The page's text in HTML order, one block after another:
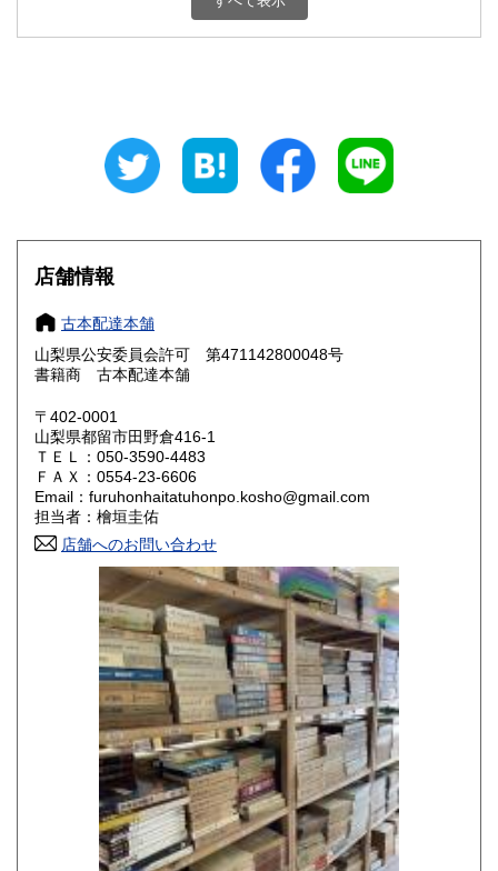
800円 三重県
大阪府
奈良県
鳥取県 800円 島根県
岡山県
山口県 800円
香川県 800円 愛媛県
高知県 800円
800円 長崎県
800円 大分県
800円 鹿児島県
1,500円
店舗情報
古本配達本舗
山梨県公安委員会許可 第471142800048号
書籍商 古本配達本舗
〒402-0001
山梨県都留市田野倉416-1
ＴＥＬ：050-3590-4483
ＦＡＸ：0554-23-6606
Email：furuhonhaitatuhonpo.kosho@gmail.com
担当者：檜垣圭佑
店舗へのお問い合わせ